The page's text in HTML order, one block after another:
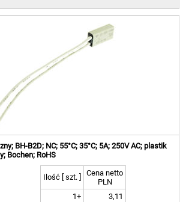
BH-B2D; NC; 55°C; 35°C; 5A; 250V AC; plastik
Bochen; RoHS
Ilość [ szt. ]
Cena netto
PLN
1+
3,11